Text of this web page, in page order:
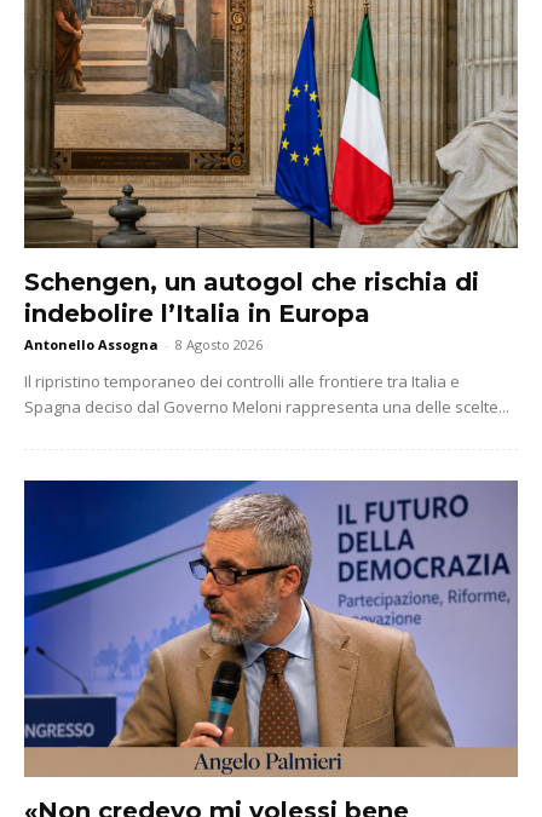
Schengen, un autogol che rischia di
indebolire l’Italia in Europa
Antonello Assogna - 8 Agosto 2026
Il ripristino temporaneo dei controlli alle frontiere tra Italia e
Spagna deciso dal Governo Meloni rappresenta una delle scelte...